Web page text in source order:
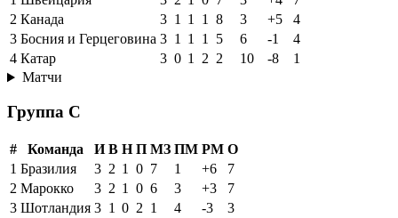
2 Канада 3 1 1 1 8 3 +5
4
3 Босния и Герцеговина 3 1 1 1 5 6 -1
4
4 Катар 3 0 1 2 2 10 -8
1
Матчи
Группа C
# Команда И В Н П МЗ ПМ РМ О
1 Бразилия 3 2 1 0 7 1 +6
7
2 Марокко 3 2 1 0 6 3 +3
7
3 Шотландия 3 1 0 2 1 4 -3
3